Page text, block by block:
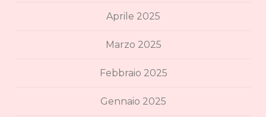
Aprile 2025
Marzo 2025
Febbraio 2025
Gennaio 2025